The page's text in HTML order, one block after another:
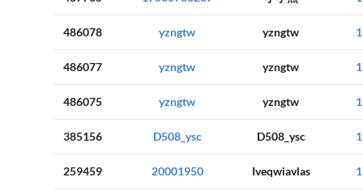
486078 yzngtw yzngtw
486077 yzngtw yzngtw
486075 yzngtw yzngtw
385156 D508_ysc D508_ysc
259459 20001950 Iveqwiavlas